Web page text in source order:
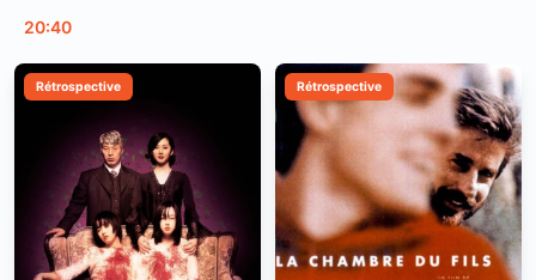
20:40
Rétrospective Rétrospective